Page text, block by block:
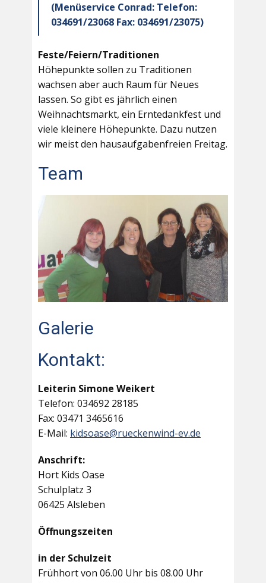
(Menüservice Conrad: Telefon:
034691/23068 Fax: 034691/23075)
Feste/Feiern/Traditionen
Höhepunkte sollen zu Traditionen
wachsen aber auch Raum für Neues
lassen. So gibt es jährlich einen
Weihnachtsmarkt, ein Erntedankfest und
viele kleinere Höhepunkte. Dazu nutzen
wir meist den hausaufgabenfreien Freitag.
Team
Galerie
Kontakt:
Leiterin Simone Weikert
Telefon: 034692 28185
Fax: 03471 3465616
E-Mail: kidsoase@rueckenwind-ev.de
Anschrift:
Hort Kids Oase
Schulplatz 3
06425 Alsleben
Öffnungszeiten
in der Schulzeit
Frühhort von 06.00 Uhr bis 08.00 Uhr